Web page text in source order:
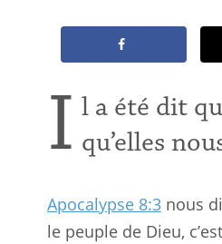
I l a été dit
qu’elles
Apocalypse 8:3 nous
le peuple de Dieu,